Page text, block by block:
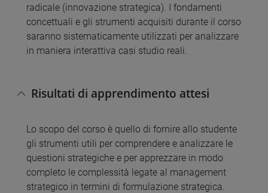
radicale (innovazione strategica). I fondamenti
concettuali e gli strumenti acquisiti durante il corso
saranno sistematicamente utilizzati per analizzare
in maniera interattiva casi studio reali.
Risultati di apprendimento attesi
Lo scopo del corso è quello di fornire allo studente
gli strumenti utili per comprendere e analizzare le
questioni strategiche e per apprezzare in modo
completo le complessità legate al management
strategico in termini di formulazione strategica.